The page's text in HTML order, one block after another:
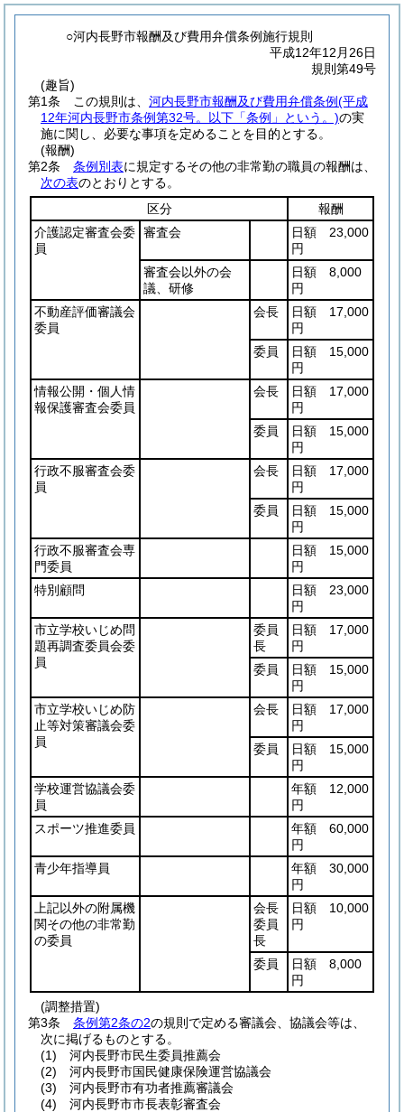
○河内長野市報酬及び費用弁償条例施行規則
平成12年12月26日
規則第49号
(趣旨)
第1条
この規則は、 河内長野市報酬及び費用弁償条例(平成
12年河内長野市条例第32号。以下「条例」という。)の実
施に関し、必要な事項を定めることを目的とする。
(報酬)
第2条
条例別表に規定するその他の非常勤の職員の報酬は、
次の表のとおりとする。
区分
報酬
介護認定審査会委
員
審査会
日額 23,000
円
審査会以外の会
議、研修
日額 8,000
円
不動産評価審議会
委員
会長
日額 17,000
円
委員
日額 15,000
円
情報公開・個人情
報保護審査会委員
会長
日額 17,000
円
委員
日額 15,000
円
行政不服審査会委
員
会長
日額 17,000
円
委員
日額 15,000
円
行政不服審査会専
門委員
日額 15,000
円
特別顧問
日額 23,000
円
市立学校いじめ問
題再調査委員会委
員
委員
長
日額 17,000
円
委員
日額 15,000
円
市立学校いじめ防
止等対策審議会委
員
会長
日額 17,000
円
委員
日額 15,000
円
学校運営協議会委
員
年額 12,000
円
スポーツ推進委員
年額 60,000
円
青少年指導員
年額 30,000
円
上記以外の附属機
関その他の非常勤
の委員
会長
委員
長
日額 10,000
円
委員
日額 8,000
円
(調整措置)
第3条
条例第2条の2の規則で定める審議会、協議会等は、
次に掲げるものとする。
(1)
河内長野市民生委員推薦会
(2)
河内長野市国民健康保険運営協議会
(3)
河内長野市有功者推薦審議会
(4)
河内長野市市長表彰審査会